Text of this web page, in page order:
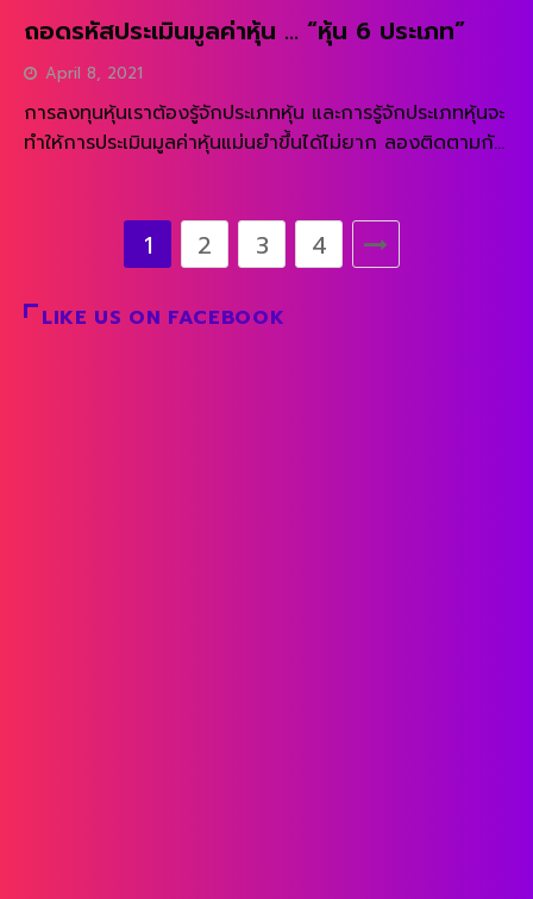
ถอดรหัสประเมินมูลค่าหุ้น … “หุ้น 6 ประเภท”
April 8, 2021
การลงทุนหุ้นเราต้องรู้จักประเภทหุ้น และการรู้จักประเภทหุ้นจะ
ทำให้การประเมินมูลค่าหุ้นแม่นยำขึ้นได้ไม่ยาก ลองติดตามกัน
1. หุ้นโตแข็งแกร่ง แต่โตช้า Slow Grower Stock สำหรับหุ้น
ประเภทแข็งแกร่ง แต่โตช้า ส่วนใหญ่แล้ว จะอยู่ในหุ้นขนาด
1 2 3 4
LIKE US ON FACEBOOK